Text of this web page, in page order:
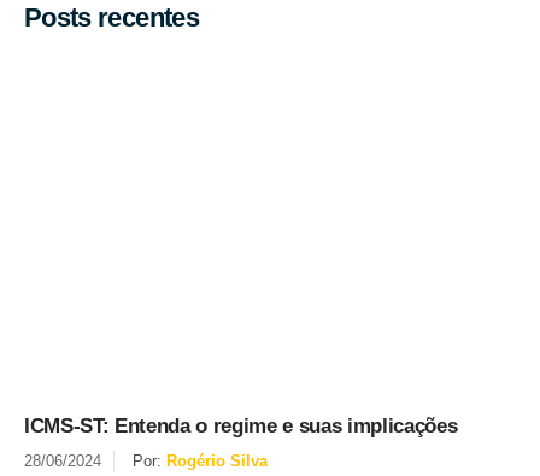
Posts recentes
ICMS-ST: Entenda o regime e suas implicações
28/06/2024 Por: Rogério Silva